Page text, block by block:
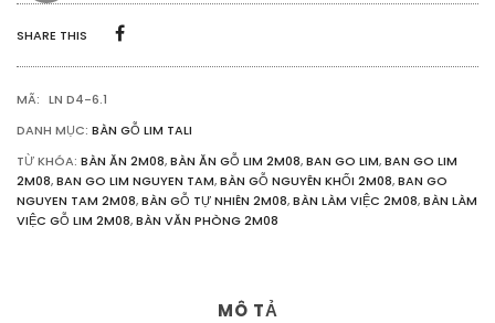
5CM
SHARE THIS
MÃ: LN D4-6.1
DANH MỤC: BÀN GỖ LIM TALI
TỪ KHÓA: BÀN ĂN 2M08,BÀN ĂN GỖ LIM 2M08,BAN GO LIM,BAN GO LIM
2M08,BAN GO LIM NGUYEN TAM,BÀN GỖ NGUYÊN KHỐI 2M08,BAN GO
NGUYEN TAM 2M08,BÀN GỖ TỰ NHIÊN 2M08,BÀN LÀM VIỆC 2M08,BÀN LÀM
VIỆC GỖ LIM 2M08,BÀN VĂN PHÒNG 2M08
MÔ TẢ